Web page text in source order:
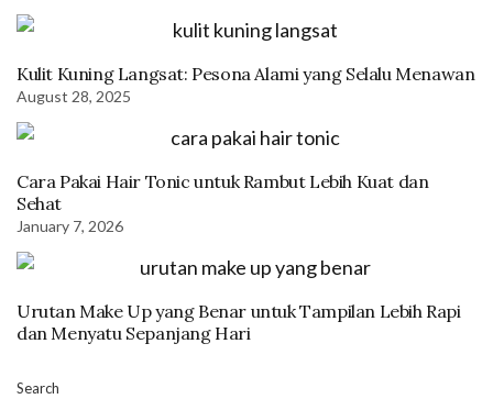
Kulit Kuning Langsat: Pesona Alami yang Selalu Menawan
August 28, 2025
Cara Pakai Hair Tonic untuk Rambut Lebih Kuat dan
Sehat
January 7, 2026
Urutan Make Up yang Benar untuk Tampilan Lebih Rapi
dan Menyatu Sepanjang Hari
Search